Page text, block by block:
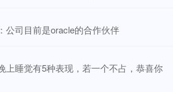
公司目前是oracle的合作伙伴
上睡觉有5种表现，若一个不占，恭喜你